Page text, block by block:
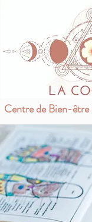
Centre de Bien-